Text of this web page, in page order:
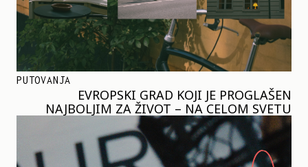
PUTOVANJA
EVROPSKI GRAD KOJI JE PROGLAŠEN
NAJBOLJIM ZA ŽIVOT – NA CELOM SVETU